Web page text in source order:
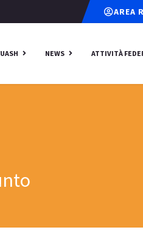
AREA
NEWS ATTIVITÀ